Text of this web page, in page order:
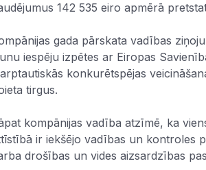
142 535 eiro apmērā
gada pārskata vadības
iespēju izpētes ar Eiropas
konkurētspējas
tirgus.
kompānijas vadība atzīmē, ka
ir iekšējo vadības un kontroles
drošības un vides aizsardzības